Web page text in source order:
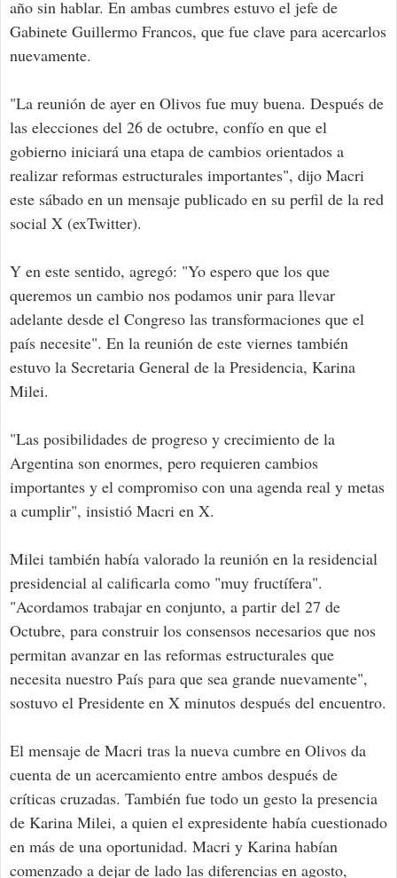
año sin hablar. En ambas cumbres estuvo el jefe de
Gabinete Guillermo Francos, que fue clave para acercarlos
nuevamente.
"La reunión de ayer en Olivos fue muy buena. Después de
las elecciones del 26 de octubre, confío en que el
gobierno iniciará una etapa de cambios orientados a
realizar reformas estructurales importantes", dijo Macri
este sábado en un mensaje publicado en su perfil de la red
social X (exTwitter).
Y en este sentido, agregó: "Yo espero que los que
queremos un cambio nos podamos unir para llevar
adelante desde el Congreso las transformaciones que el
país necesite". En la reunión de este viernes también
estuvo la Secretaria General de la Presidencia, Karina
Milei.
"Las posibilidades de progreso y crecimiento de la
Argentina son enormes, pero requieren cambios
importantes y el compromiso con una agenda real y metas
a cumplir", insistió Macri en X.
Milei también había valorado la reunión en la residencial
presidencial al calificarla como "muy fructífera".
"Acordamos trabajar en conjunto, a partir del 27 de
Octubre, para construir los consensos necesarios que nos
permitan avanzar en las reformas estructurales que
necesita nuestro País para que sea grande nuevamente",
sostuvo el Presidente en X minutos después del encuentro.
El mensaje de Macri tras la nueva cumbre en Olivos da
cuenta de un acercamiento entre ambos después de
críticas cruzadas. También fue todo un gesto la presencia
de Karina Milei, a quien el expresidente había cuestionado
en más de una oportunidad. Macri y Karina habían
comenzado a dejar de lado las diferencias en agosto,